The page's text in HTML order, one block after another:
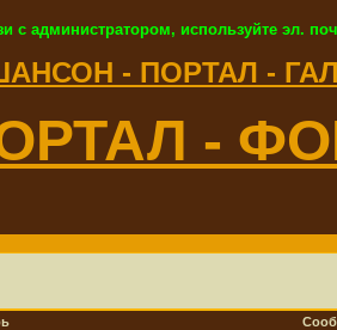
с администратором, используйте эл.
- ПОРТАЛ -
-